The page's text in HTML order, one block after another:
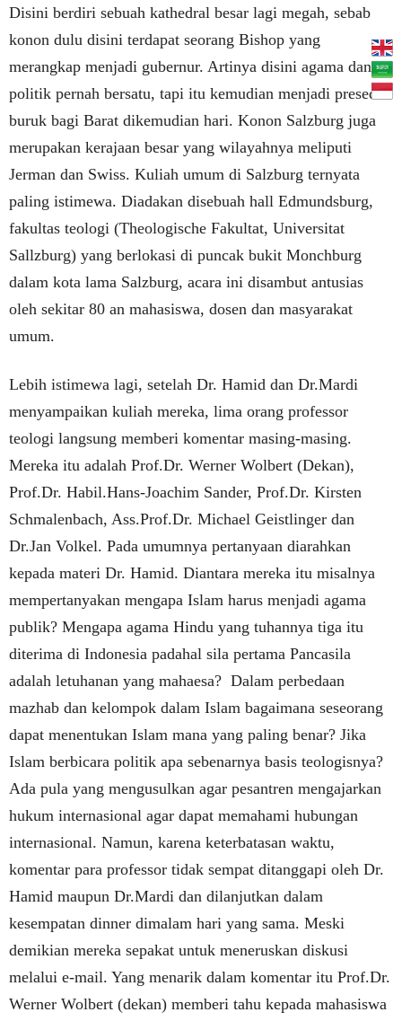
Disini berdiri sebuah kathedral besar lagi megah, sebab
konon dulu disini terdapat seorang Bishop yang
merangkap menjadi gubernur. Artinya disini agama dan
politik pernah bersatu, tapi itu kemudian menjadi preseden
buruk bagi Barat dikemudian hari. Konon Salzburg juga
merupakan kerajaan besar yang wilayahnya meliputi
Jerman dan Swiss. Kuliah umum di Salzburg ternyata
paling istimewa. Diadakan disebuah hall Edmundsburg,
fakultas teologi (Theologische Fakultat, Universitat
Sallzburg) yang berlokasi di puncak bukit Monchburg
dalam kota lama Salzburg, acara ini disambut antusias
oleh sekitar 80 an mahasiswa, dosen dan masyarakat
umum.
Lebih istimewa lagi, setelah Dr. Hamid dan Dr.Mardi
menyampaikan kuliah mereka, lima orang professor
teologi langsung memberi komentar masing-masing.
Mereka itu adalah Prof.Dr. Werner Wolbert (Dekan),
Prof.Dr. Habil.Hans-Joachim Sander, Prof.Dr. Kirsten
Schmalenbach, Ass.Prof.Dr. Michael Geistlinger dan
Dr.Jan Volkel. Pada umumnya pertanyaan diarahkan
kepada materi Dr. Hamid. Diantara mereka itu misalnya
mempertanyakan mengapa Islam harus menjadi agama
publik? Mengapa agama Hindu yang tuhannya tiga itu
diterima di Indonesia padahal sila pertama Pancasila
adalah letuhanan yang mahaesa? Dalam perbedaan
mazhab dan kelompok dalam Islam bagaimana seseorang
dapat menentukan Islam mana yang paling benar? Jika
Islam berbicara politik apa sebenarnya basis teologisnya?
Ada pula yang mengusulkan agar pesantren mengajarkan
hukum internasional agar dapat memahami hubungan
internasional. Namun, karena keterbatasan waktu,
komentar para professor tidak sempat ditanggapi oleh Dr.
Hamid maupun Dr.Mardi dan dilanjutkan dalam
kesempatan dinner dimalam hari yang sama. Meski
demikian mereka sepakat untuk meneruskan diskusi
melalui e-mail. Yang menarik dalam komentar itu Prof.Dr.
Werner Wolbert (dekan) memberi tahu kepada mahasiswa